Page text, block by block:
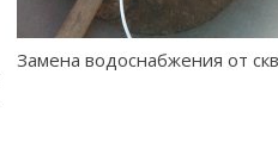
Замена водоснабжения от